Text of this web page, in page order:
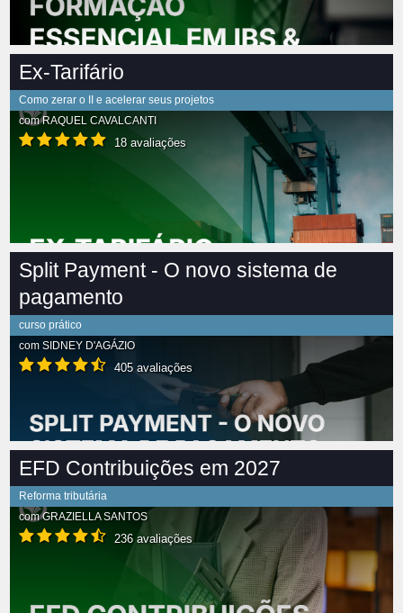
Ex-Tarifário
Como zerar o II e acelerar seus projetos
comRAQUEL CAVALCANTI
18 avaliações
Split Payment - O novo sistema de
pagamento
curso prático
com SIDNEY D'AGÁZIO
405 avaliações
EFD Contribuições em 2027
Reforma tributária
comGRAZIELLA SANTOS
236 avaliações